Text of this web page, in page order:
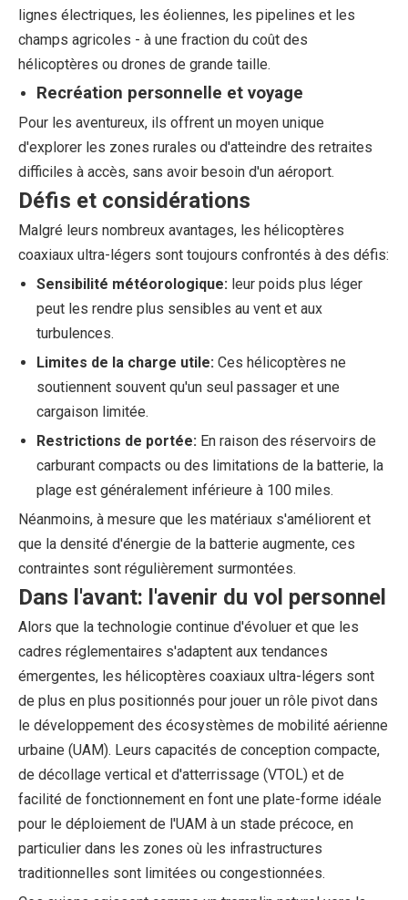
lignes électriques, les éoliennes, les pipelines et les
champs agricoles - à une fraction du coût des
hélicoptères ou drones de grande taille.
Recréation personnelle et voyage
Pour les aventureux, ils offrent un moyen unique
d'explorer les zones rurales ou d'atteindre des retraites
difficiles à accès, sans avoir besoin d'un aéroport.
Défis et considérations
Malgré leurs nombreux avantages, les hélicoptères
coaxiaux ultra-légers sont toujours confrontés à des défis:
Sensibilité météorologique: leur poids plus léger
peut les rendre plus sensibles au vent et aux
turbulences.
Limites de la charge utile: Ces hélicoptères ne
soutiennent souvent qu'un seul passager et une
cargaison limitée.
Restrictions de portée: En raison des réservoirs de
carburant compacts ou des limitations de la batterie, la
plage est généralement inférieure à 100 miles.
Néanmoins, à mesure que les matériaux s'améliorent et
que la densité d'énergie de la batterie augmente, ces
contraintes sont régulièrement surmontées.
Dans l'avant: l'avenir du vol personnel
Alors que la technologie continue d'évoluer et que les
cadres réglementaires s'adaptent aux tendances
émergentes, les hélicoptères coaxiaux ultra-légers sont
de plus en plus positionnés pour jouer un rôle pivot dans
le développement des écosystèmes de mobilité aérienne
urbaine (UAM). Leurs capacités de conception compacte,
de décollage vertical et d'atterrissage (VTOL) et de
facilité de fonctionnement en font une plate-forme idéale
pour le déploiement de l'UAM à un stade précoce, en
particulier dans les zones où les infrastructures
traditionnelles sont limitées ou congestionnées.